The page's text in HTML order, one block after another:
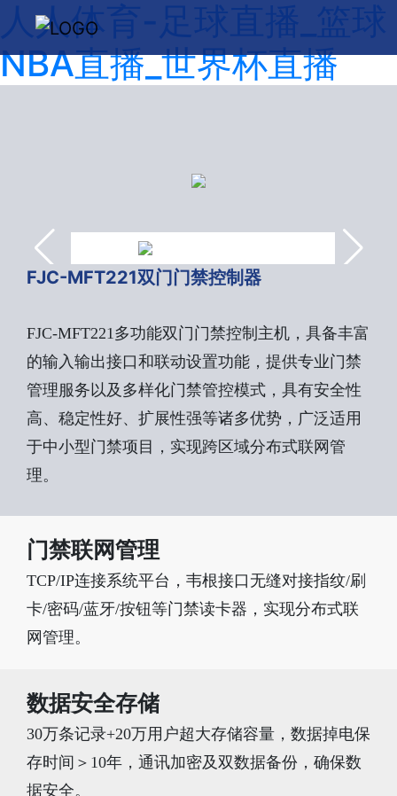
人人体育-足球直播_篮球
NBA直播_世界杯直播
FJC-MFT221双门门禁控制器
FJC-MFT221多功能双门门禁控制主机，具备丰富
的输入输出接口和联动设置功能，提供专业门禁
管理服务以及多样化门禁管控模式，具有安全性
高、稳定性好、扩展性强等诸多优势，广泛适用
于中小型门禁项目，实现跨区域分布式联网管
理。
门禁联网管理
TCP/IP连接系统平台，韦根接口无缝对接指纹/刷
卡/密码/蓝牙/按钮等门禁读卡器，实现分布式联
网管理。
数据安全存储
30万条记录+20万用户超大存储容量，数据掉电保
存时间＞10年，通讯加密及双数据备份，确保数
据安全。